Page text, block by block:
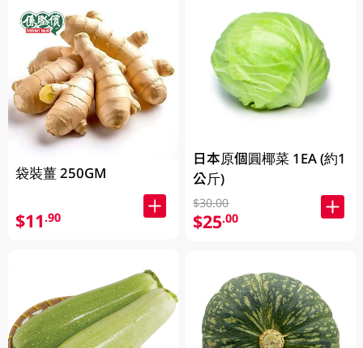
袋裝薑 250GM
$11.90
日本原個圓椰菜 1EA (約1
公斤)
$30.00
$25.00